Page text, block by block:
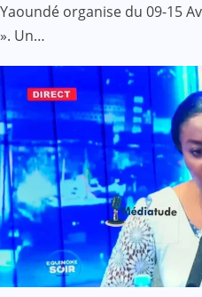
Yaoundé organise du 09-15
». Un…